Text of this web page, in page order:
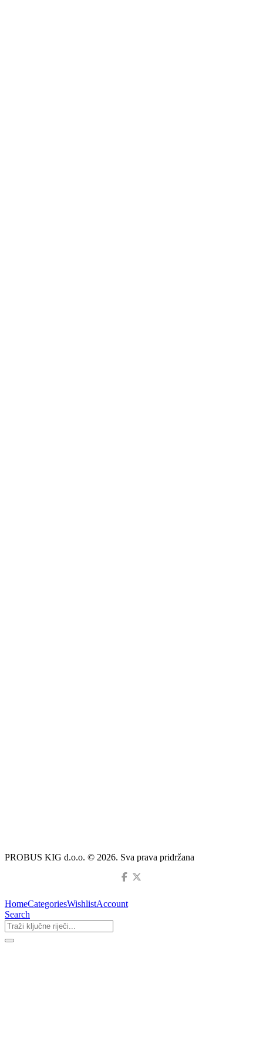
PROBUS KIG d.o.o. © 2026. Sva prava pridržana
HomeCategoriesWishlistAccount
Search